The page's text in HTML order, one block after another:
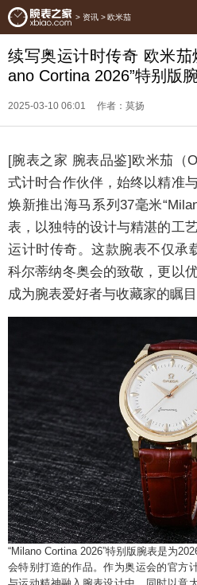
> 资讯 > 欧米茄
续写奥运计时传奇 欧米茄
ano Cortina 2026”特别版
2025-03-10 06:01 作者：莫扬
[腕表之家 腕表品鉴]欧米茄（
式计时合作伙伴，始终以精准
焕新推出海马系列37毫米
表，以独特的设计与精湛的工
运计时传奇。这款腕表不仅承
科尔蒂纳冬奥会的致敬，更以
成为腕表爱好者与收藏家的瞩目
“Milano Cortina 2026”特别版腕表是为
会特别打造的作品。作为奥运会的官方